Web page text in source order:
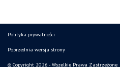
Polityka prywatności
Poprzednia wersja strony
© Copyright 2026 - Wszelkie Prawa Zastrzeżone